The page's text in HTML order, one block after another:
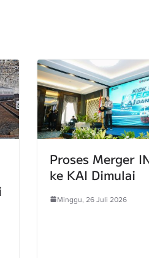
Proses Merger
ke KAI Dimulai
Minggu, 26 Juli 2026